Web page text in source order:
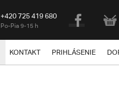
+420 725 419 680
Po-Pia 9-15 h
KONTAKT PRIHLÁSENIE